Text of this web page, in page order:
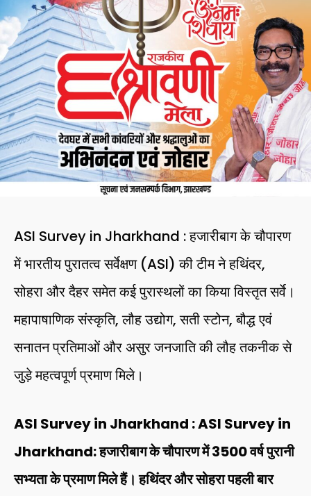
ASI Survey in Jharkhand : हजारीबाग के चौपारण
में भारतीय पुरातत्व सर्वेक्षण (ASI) की टीम ने हथिंदर,
सोहरा और दैहर समेत कई पुरास्थलों का किया विस्तृत सर्वे।
महापाषाणिक संस्कृति, लौह उद्योग, सती स्टोन, बौद्ध एवं
सनातन प्रतिमाओं और असुर जनजाति की लौह तकनीक से
जुड़े महत्वपूर्ण प्रमाण मिले।
ASI Survey in Jharkhand : ASI Survey in
Jharkhand: हजारीबाग के चौपारण में 3500 वर्ष पुरानी
सभ्यता के प्रमाण मिले हैं। हथिंदर और सोहरा पहली बार